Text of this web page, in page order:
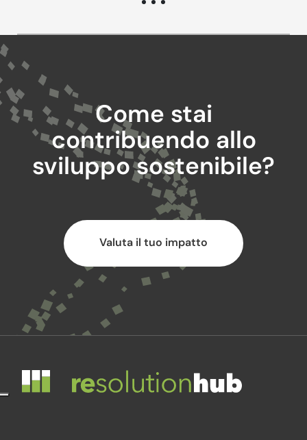
Come stai
contribuendo allo
sviluppo sostenibile?
Valuta il tuo impatto